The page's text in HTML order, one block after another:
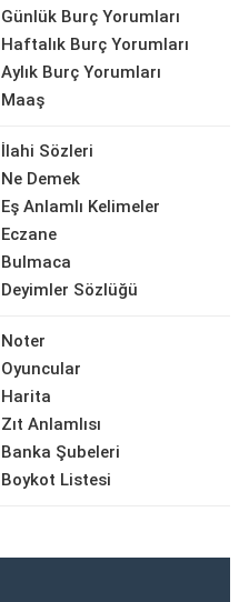
Günlük Burç Yorumları
Haftalık Burç Yorumları
Aylık Burç Yorumları
Maaş
İlahi Sözleri
Ne Demek
Eş Anlamlı Kelimeler
Eczane
Bulmaca
Deyimler Sözlüğü
Noter
Oyuncular
Harita
Zıt Anlamlısı
Banka Şubeleri
Boykot Listesi